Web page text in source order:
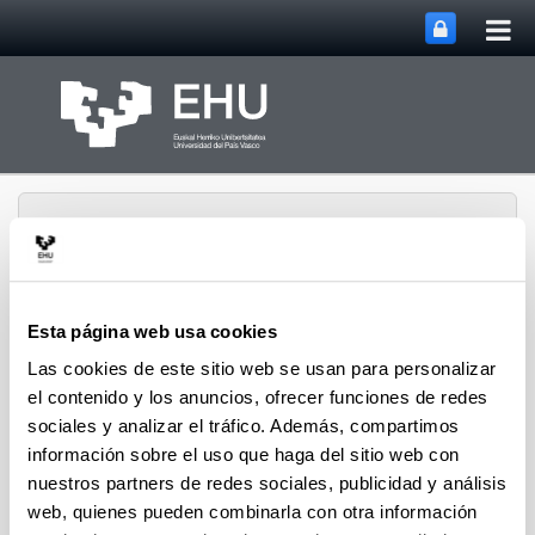
Esta página web usa cookies
Las cookies de este sitio web se usan para personalizar
el contenido y los anuncios, ofrecer funciones de redes
sociales y analizar el tráfico. Además, compartimos
información sobre el uso que haga del sitio web con
nuestros partners de redes sociales, publicidad y análisis
web, quienes pueden combinarla con otra información
Cátedra Mikel Laboa MenúAbrir/cerrar
Mapa del sitio
Cátedra Mikel Laboa